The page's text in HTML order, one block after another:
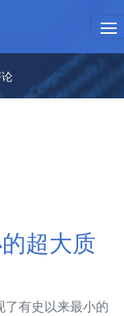
超大质
了有史以来最小的